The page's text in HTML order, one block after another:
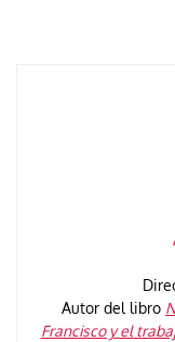
Autor del libro
Francisco y el